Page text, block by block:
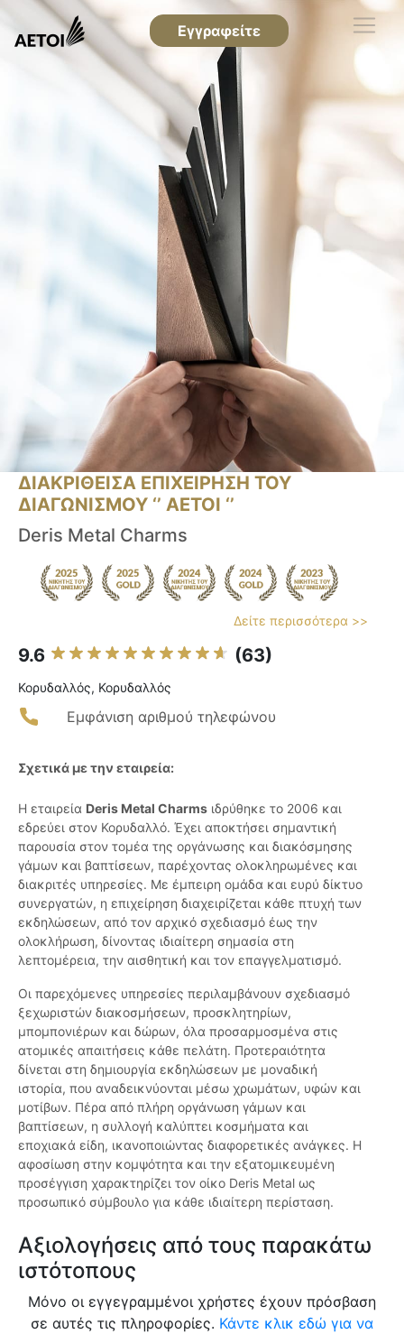
Εγγραφείτε
ΔΙΑΚΡΙΘΕΙΣΑ ΕΠΙΧΕΙΡΗΣΗ ΤΟΥ
ΔΙΑΓΩΝΙΣΜΟΥ ‘’ ΑΕΤΟΙ ‘’
Deris Metal Charms
Δείτε περισσότερα >>
9.6 (63)
Κορυδαλλός, Κορυδαλλός
Εμφάνιση αριθμού τηλεφώνου
Σχετικά με την εταιρεία:
Η εταιρεία Deris Metal Charms ιδρύθηκε το 2006 και
εδρεύει στον Κορυδαλλό. Έχει αποκτήσει σημαντική
παρουσία στον τομέα της οργάνωσης και διακόσμησης
γάμων και βαπτίσεων, παρέχοντας ολοκληρωμένες και
διακριτές υπηρεσίες. Με έμπειρη ομάδα και ευρύ δίκτυο
συνεργατών, η επιχείρηση διαχειρίζεται κάθε πτυχή των
εκδηλώσεων, από τον αρχικό σχεδιασμό έως την
ολοκλήρωση, δίνοντας ιδιαίτερη σημασία στη
λεπτομέρεια, την αισθητική και τον επαγγελματισμό.
Οι παρεχόμενες υπηρεσίες περιλαμβάνουν σχεδιασμό
ξεχωριστών διακοσμήσεων, προσκλητηρίων,
μπομπονιέρων και δώρων, όλα προσαρμοσμένα στις
ατομικές απαιτήσεις κάθε πελάτη. Προτεραιότητα
δίνεται στη δημιουργία εκδηλώσεων με μοναδική
ιστορία, που αναδεικνύονται μέσω χρωμάτων, υφών και
μοτίβων. Πέρα από πλήρη οργάνωση γάμων και
βαπτίσεων, η συλλογή καλύπτει κοσμήματα και
εποχιακά είδη, ικανοποιώντας διαφορετικές ανάγκες. Η
αφοσίωση στην κομψότητα και την εξατομικευμένη
προσέγγιση χαρακτηρίζει τον οίκο Deris Metal ως
προσωπικό σύμβουλο για κάθε ιδιαίτερη περίσταση.
Αξιολογήσεις από τους παρακάτω
ιστότοπους
Μόνο οι εγγεγραμμένοι χρήστες έχουν πρόσβαση
σε αυτές τις πληροφορίες. Κάντε κλικ εδώ για να